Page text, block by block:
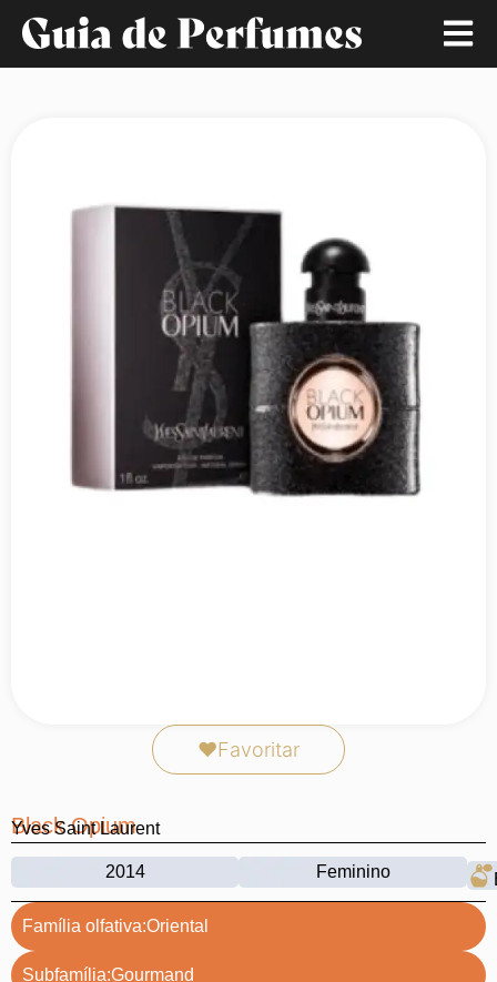
❤Favoritar
Black Opium
Yves Saint Laurent
2014 Feminino
Família olfativa:Oriental
Subfamília:Gourmand